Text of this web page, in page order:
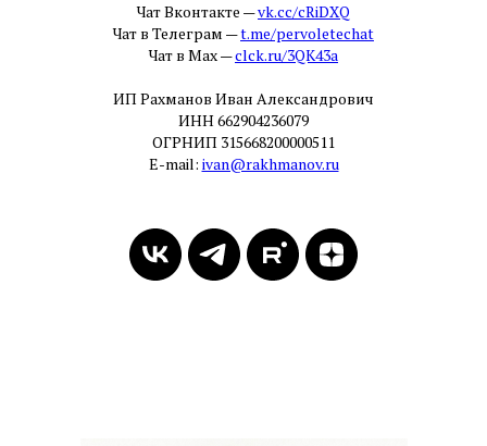
Чат Вконтакте —vk.cc/cRiDXQ
Чат в Телеграм —t.me/pervoletechat
Чат в Max —clck.ru/3QK43a
ИП Рахманов Иван Александрович
ИНН 662904236079
ОГРНИП 315668200000511
E-mail: ivan@rakhmanov.ru